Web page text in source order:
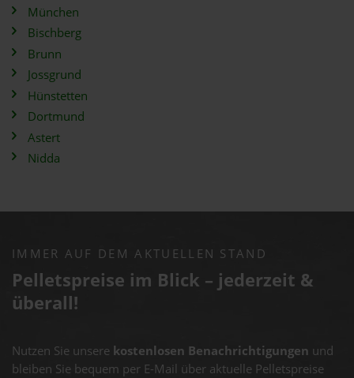
München
Bischberg
Brunn
Jossgrund
Hünstetten
Dortmund
Astert
Nidda
IMMER AUF DEM AKTUELLEN STAND
Pelletspreise im Blick – jederzeit &
überall!
Nutzen Sie unsere kostenlosen Benachrichtigungen und
bleiben Sie bequem per E-Mail über aktuelle Pelletspreise